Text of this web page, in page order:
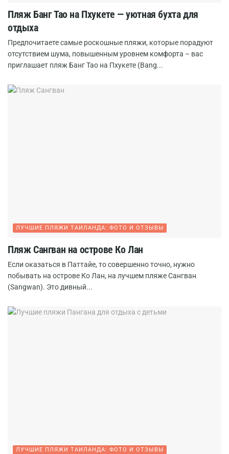
Пляж Банг Тао на Пхукете — уютная бухта для
отдыха
Предпочитаете самые роскошные пляжи, которые порадуют
отсутствием шума, повышенным уровнем комфорта – вас
приглашает пляж Банг Тао на Пхукете (Bang...
ЛУЧШИЕ ПЛЯЖИ ТАИЛАНДА: ФОТО И ОТЗЫВЫ
Пляж Сангван на острове Ко Лан
Если оказаться в Паттайе, то совершенно точно, нужно
побывать на острове Ко Лан, на лучшем пляже Сангван
(Sangwan). Это дивный...
ЛУЧШИЕ ПЛЯЖИ ТАИЛАНДА: ФОТО И ОТЗЫВЫ